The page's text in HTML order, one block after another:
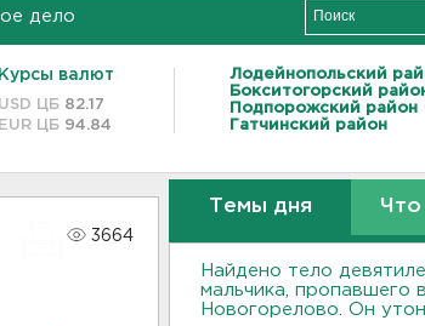
дело
Курсы валют
USD ЦБ 82.17
EUR ЦБ 94.84
Лодейнопольский
Бокситогорский
Подпорожский район
Гатчинский район
3664
Темы дня Что
Найдено тело
мальчика, пропавшего в
Новогорелово. Он